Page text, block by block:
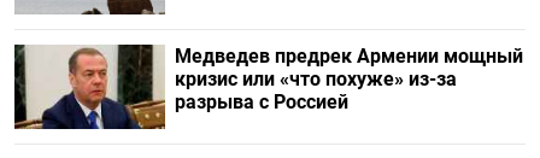
Медведев предрек Армении мощный
кризис или «что похуже» из-за
разрыва с Россией